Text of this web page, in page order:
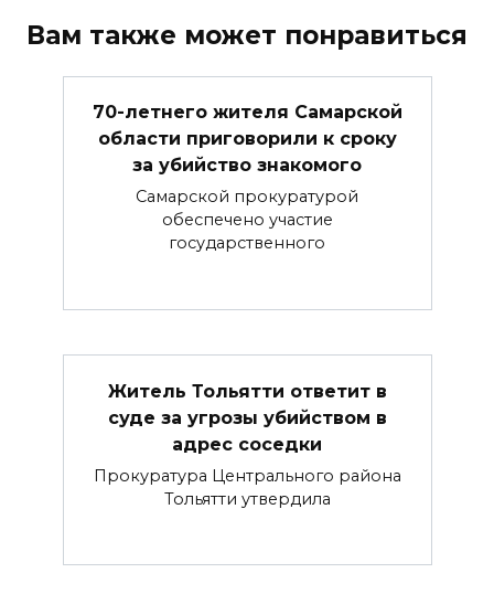
Вам также может понравиться
70-летнего жителя Самарской
области приговорили к сроку
за убийство знакомого
Самарской прокуратурой
обеспечено участие
государственного
Житель Тольятти ответит в
суде за угрозы убийством в
адрес соседки
Прокуратура Центрального района
Тольятти утвердила